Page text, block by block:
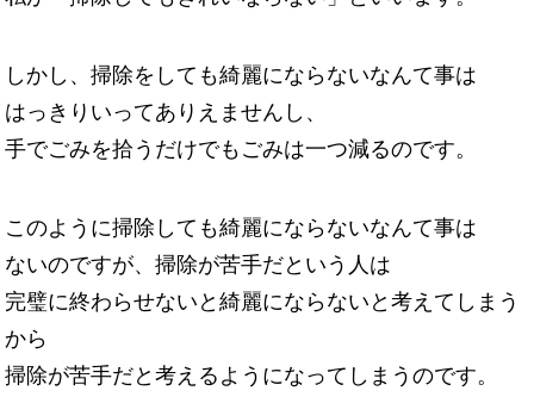
しかし、掃除をしても綺麗にならないなんて事は
はっきりいってありえませんし、
手でごみを拾うだけでもごみは一つ減るのです。
このように掃除しても綺麗にならないなんて事は
ないのですが、掃除が苦手だという人は
完璧に終わらせないと綺麗にならないと考えてしまう
から
掃除が苦手だと考えるようになってしまうのです。